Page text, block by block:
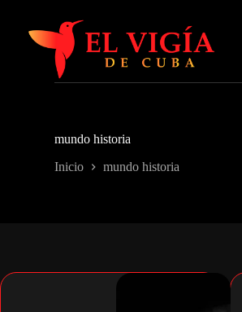
contenido
mundo historia
Inicio mundo historia